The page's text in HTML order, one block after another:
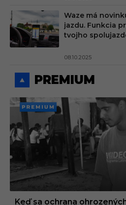
Waze má
jazdu. Funkcia
tvojho
08.10.2025
PREMIUM
PREMI
UM
Keď sa ochrana